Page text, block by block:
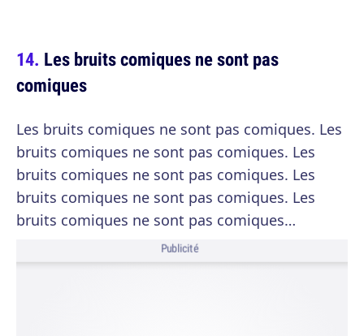
Les bruits comiques ne sont pas
comiques
Les bruits comiques ne sont pas comiques. Les
bruits comiques ne sont pas comiques. Les
bruits comiques ne sont pas comiques. Les
bruits comiques ne sont pas comiques. Les
bruits comiques ne sont pas comiques…
Publicité